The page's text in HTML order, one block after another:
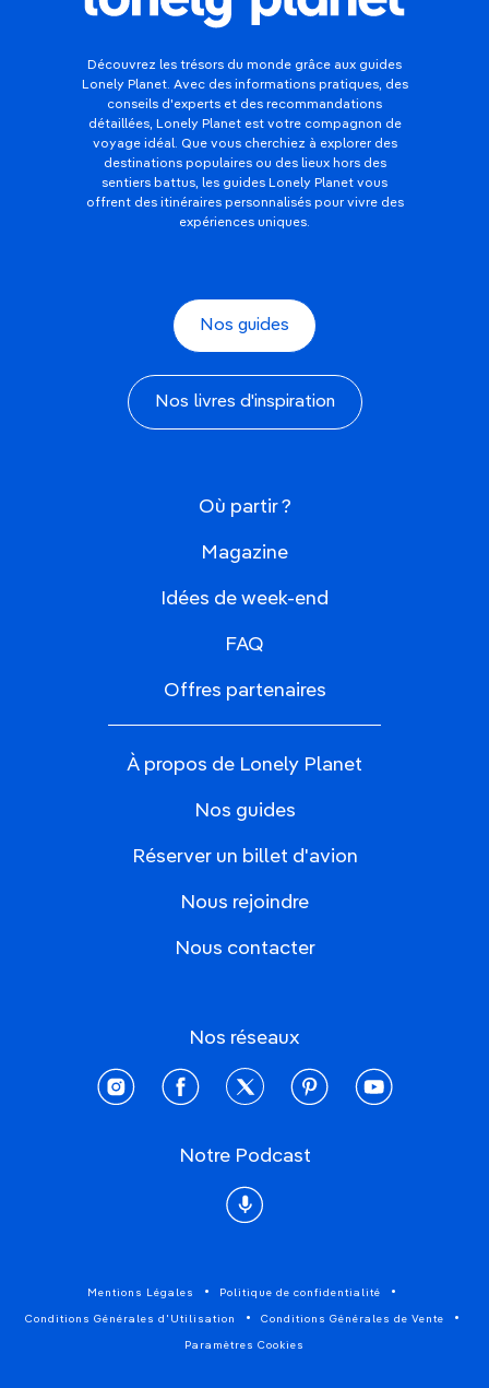
Découvrez les trésors du monde grâce aux guides
Lonely Planet. Avec des informations pratiques, des
conseils d'experts et des recommandations
détaillées, Lonely Planet est votre compagnon de
voyage idéal. Que vous cherchiez à explorer des
destinations populaires ou des lieux hors des
sentiers battus, les guides Lonely Planet vous
offrent des itinéraires personnalisés pour vivre des
expériences uniques.
Nos guides
Nos livres d'inspiration
Où partir ?
Magazine
Idées de week-end
FAQ
Offres partenaires
À propos de Lonely Planet
Nos guides
Réserver un billet d'avion
Nous rejoindre
Nous contacter
Nos réseaux
instagramfacebooktwitter pinterestyoutube
Notre Podcast
Podcast
Mentions Légales Politique de confidentialité
Conditions Générales d'Utilisation Conditions Générales de Vente
Paramètres Cookies